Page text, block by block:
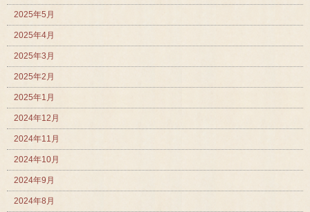
2025年5月
2025年4月
2025年3月
2025年2月
2025年1月
2024年12月
2024年11月
2024年10月
2024年9月
2024年8月